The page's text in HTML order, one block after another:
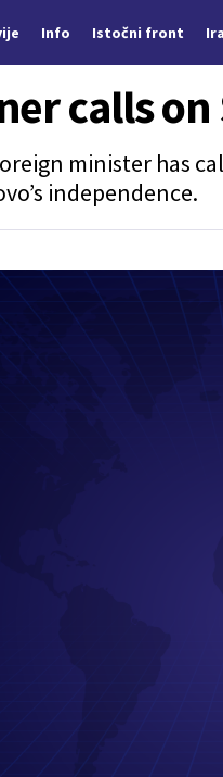
Info Istočni front
calls
minister has
independence.